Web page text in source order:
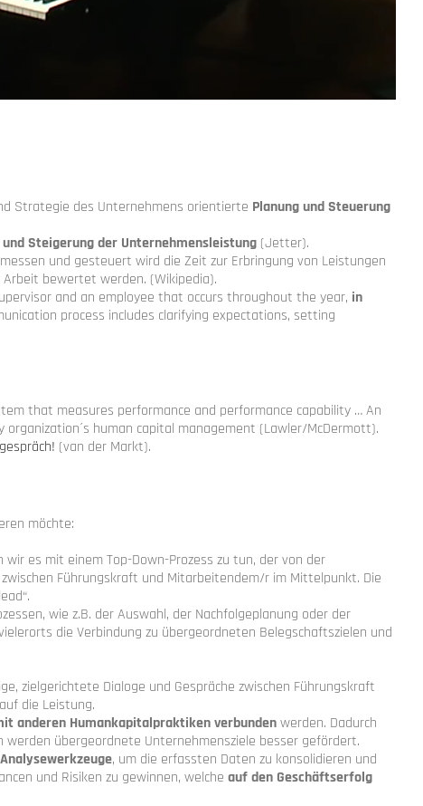
Strategie des Unternehmens orientierte Planung und Steuerung
Steigerung der Unternehmensleistung (Jetter).
und gesteuert wird die Zeit zur Erbringung von Leistungen
bewertet werden. (Wikipedia).
and an employee that occurs throughout the year, in
process includes clarifying expectations, setting
that measures performance and performance capability … An
human capital management (Lawler/McDermott).
(van der Markt).
möchte:
wir es mit einem Top-Down-Prozess zu tun, der von der
Führungskraft und Mitarbeitendem/r im Mittelpunkt. Die
wie z.B. der Auswahl, der Nachfolgeplanung oder der
die Verbindung zu übergeordneten Belegschaftszielen und
, zielgerichtete Dialoge und Gespräche zwischen Führungskraft
die Leistung.
anderen Humankapitalpraktiken verbundenwerden. Dadurch
übergeordnete Unternehmensziele besser gefördert.
, um die erfassten Daten zu konsolidieren und
und Risiken zu gewinnen, welche auf den Geschäftserfolg